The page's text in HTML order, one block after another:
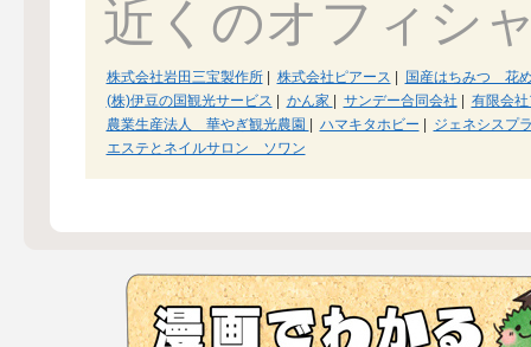
近くのオフィシ
株式会社岩田三宝製作所| 株式会社ピアース
国産はちみつ 花
(株)伊豆の国観光サービス
かん家 サンデー合同会社
有限会
農業生産法人 華やぎ観光農園
ハマキタホビー
ジェネシスプ
エステとネイルサロン ソワン